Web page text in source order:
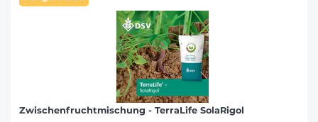
Zwischenfruchtmischung - TerraLife SolaRigol